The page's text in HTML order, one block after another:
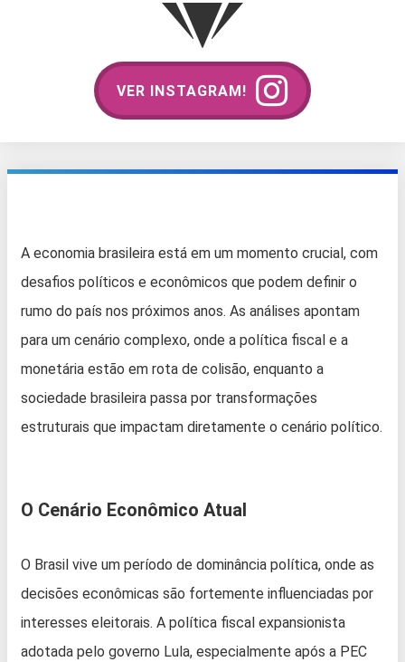
VER INSTAGRAM!
A economia brasileira está em um momento crucial, com
desafios políticos e econômicos que podem definir o
rumo do país nos próximos anos. As análises apontam
para um cenário complexo, onde a política fiscal e a
monetária estão em rota de colisão, enquanto a
sociedade brasileira passa por transformações
estruturais que impactam diretamente o cenário político.
O Cenário Econômico Atual
O Brasil vive um período de dominância política, onde as
decisões econômicas são fortemente influenciadas por
interesses eleitorais. A política fiscal expansionista
adotada pelo governo Lula, especialmente após a PEC